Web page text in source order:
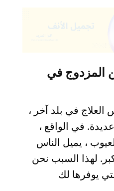
المزدوج في
العلاج في بلد آخر ،
في الواقع ،
، يميل الناس
لهذا السبب نحن
يوفرها لك